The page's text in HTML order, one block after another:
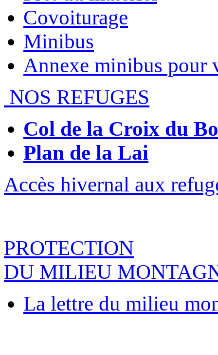
Covoiturage
Minibus
Annexe minibus pour
NOS REFUGES
Col de la Croix du
Plan de la Lai
Accès hivernal aux
PROTECTION
DU MILIEU
La lettre du milieu